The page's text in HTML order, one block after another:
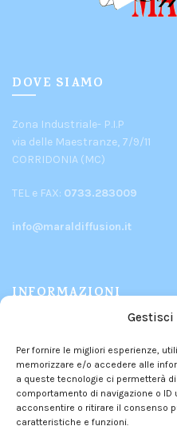
Gestisci
Per fornire le migliori esperienze,
memorizzare e/o accedere alle
a queste tecnologie ci permetterà
comportamento di navigazione o ID
acconsentire o ritirare il consenso
caratteristiche e funzioni.
DOVE SIAMO
Zona Industriale- P.I.P
via delle Maestranze, 7/9/11
CORRIDONIA (MC)
TEL e FAX: 0733.283009
info@maraldiffusion.it
INFORMAZIONI
CHI SIAMO
CONTATTI
POLITICA DEI RESI
PRIVACY POLICY–COOKIE POLICY